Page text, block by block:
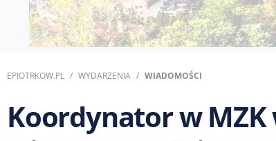
EPIOTRKOW.PL WYDARZENIA WIADOMOŚCI
Koordynator w